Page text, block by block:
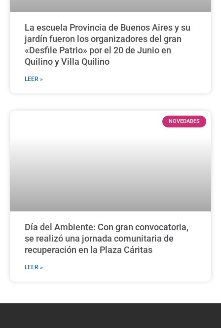
La escuela Provincia de Buenos Aires y su
jardín fueron los organizadores del gran
«Desfile Patrio» por el 20 de Junio en
Quilino y Villa Quilino
LEER »
NOVEDADES
Día del Ambiente: Con gran convocatoria,
se realizó una jornada comunitaria de
recuperación en la Plaza Cáritas
LEER »